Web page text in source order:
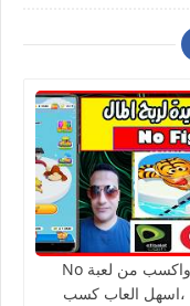
العب واكسب من لعبة No
Fight ،اسهل العاب كسب